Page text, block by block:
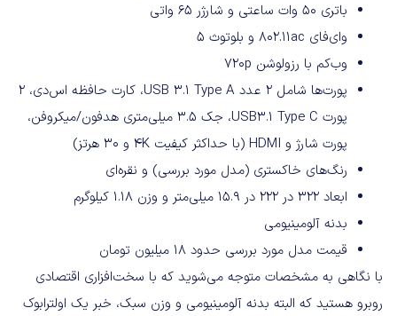
باتری ۵۰ وات ساعتی و شارژر ۶۵ واتی
وای‌فای ۸۰۲.۱۱ac و بلوتوث ۵
وب‌کم با رزولوشن ۷۲۰p
پورت‌ها شامل ۲ عدد USB 3.1 Type A، کارت حافظه اس‌دی، ۲
پورت USB3.1 Type C، جک ۳.۵ میلی‌متری هدفون/میکروفن،
پورت شارژ و HDMI (با حداکثر کیفیت 4K و ۳۰ هرتز)
رنگ‌های خاکستری (مدل مورد بررسی) و نقره‌ای
ابعاد ۳۲۲ در ۲۲۲ در ۱۵.۹ میلی‌متر و وزن ۱.۱۸ کیلوگرم
بدنه آلومینیومی
قیمت مدل مورد بررسی حدود ۱۸ میلیون تومان
با نگاهی به مشخصات متوجه می‌شوید که با سخت‌افزاری اقتصادی
روبرو هستید که البته بدنه آلومینیومی و وزن سبک، خبر یک اولترابوک